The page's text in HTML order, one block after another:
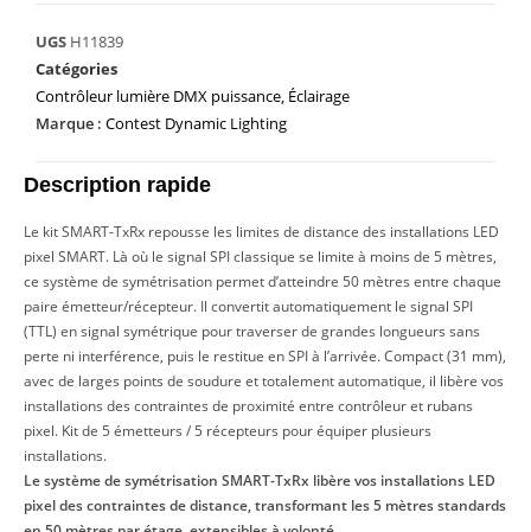
UGS H11839
Catégories
Contrôleur lumière DMX puissance, Éclairage
Marque : Contest Dynamic Lighting
Description rapide
Le kit SMART-TxRx repousse les limites de distance des installations LED
pixel SMART. Là où le signal SPI classique se limite à moins de 5 mètres,
ce système de symétrisation permet d’atteindre 50 mètres entre chaque
paire émetteur/récepteur. Il convertit automatiquement le signal SPI
(TTL) en signal symétrique pour traverser de grandes longueurs sans
perte ni interférence, puis le restitue en SPI à l’arrivée. Compact (31 mm),
avec de larges points de soudure et totalement automatique, il libère vos
installations des contraintes de proximité entre contrôleur et rubans
pixel. Kit de 5 émetteurs / 5 récepteurs pour équiper plusieurs
installations.
Le système de symétrisation SMART-TxRx libère vos installations LED
pixel des contraintes de distance, transformant les 5 mètres standards